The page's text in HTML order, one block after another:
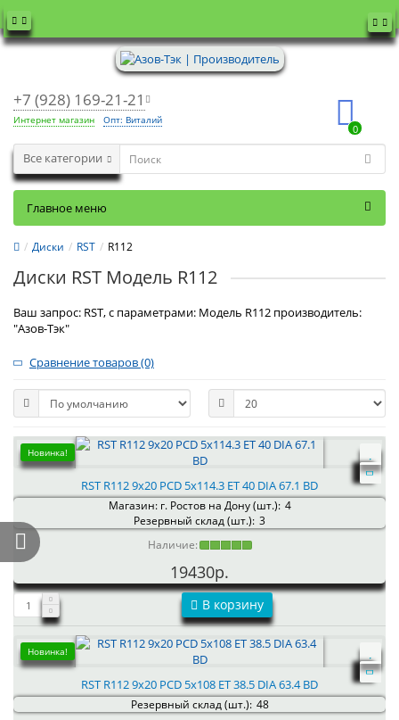
+7 (928) 169-21-21
Интернет магазин Опт: Виталий
0
Все категории
Главное меню
Диски RST R112
Диски RST Модель R112
Ваш запрос: RST, с параметрами: Модель R112 производитель:
"Азов-Тэк"
Сравнение товаров (0)
Новинка!
RST R112 9x20 PCD 5x114.3 ET 40 DIA 67.1 BD
Магазин: г. Ростов на Дону (шт.): 4
Резервный склад (шт.): 3
Наличие:
19430р.
В корзину
Новинка!
RST R112 9x20 PCD 5x108 ET 38.5 DIA 63.4 BD
Резервный склад (шт.): 48